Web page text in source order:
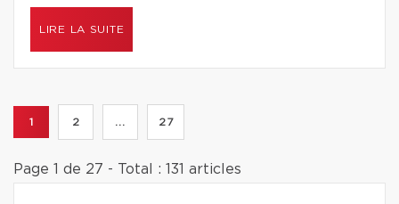
LIRE LA SUITE
1 2 ... 27
Page 1 de 27 - Total : 131 articles